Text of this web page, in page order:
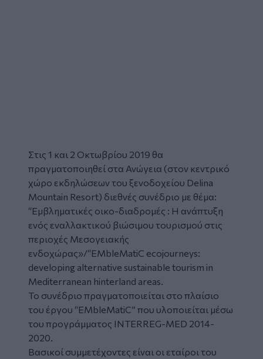
Στις 1 και 2 Οκτωβρίου 2019 θα
πραγματοποιηθεί στα Ανώγεια (στον κεντρικό
χώρο εκδηλώσεων του ξενοδοχείου Delina
Mountain Resort) διεθνές συνέδριο με θέμα:
“Εμβληματικές οικο-διαδρομές : Η ανάπτυξη
ενός εναλλακτικού βιώσιμου τουρισμού στις
περιοχές Μεσογειακής
ενδοχώρας»/“EMbleMatiC ecojourneys:
developing alternative sustainable tourism in
Mediterranean hinterland areas.
Το συνέδριο πραγματοποιείται στο πλαίσιο
του έργου “EMbleMatiC” που υλοποιείται μέσω
του προγράμματος INTERREG-MED 2014-
2020.
Βασικοί συμμετέχοντες είναι οι εταίροι του